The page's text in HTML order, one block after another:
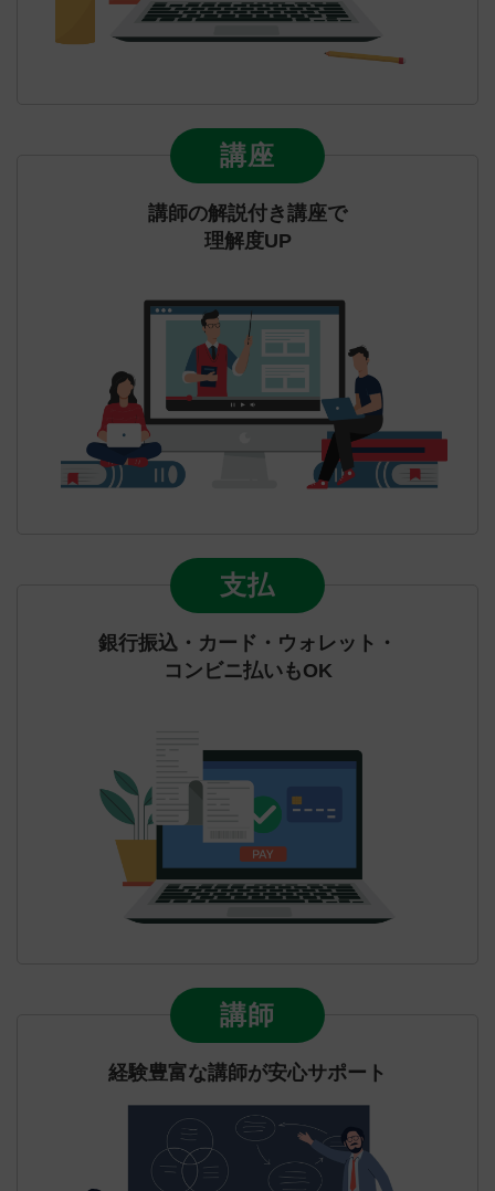
講座
講師の解説付き講座で
理解度UP
支払
銀行振込・カード・ウォレット・
コンビニ払いもOK
講師
経験豊富な講師が安心サポート